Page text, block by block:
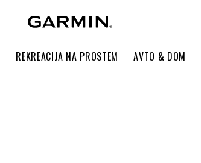
REKREACIJA NA PROSTEM AVTO & DOM